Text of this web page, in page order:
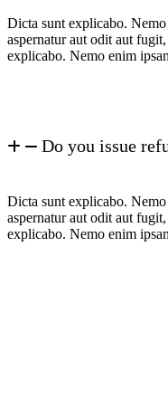
Dicta sunt explicabo.
aspernatur aut odit aut
explicabo. Nemo enim
Do you issue
Dicta sunt explicabo.
aspernatur aut odit aut
explicabo. Nemo enim